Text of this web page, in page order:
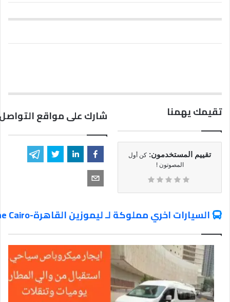
تقيمك يهمنا
تقييم المستخدمون: كن أول
المصوتون !
شارك على مواقع
السيارات اخري مملوكة لـ ليموزين القاهرة-Limousine Cairo